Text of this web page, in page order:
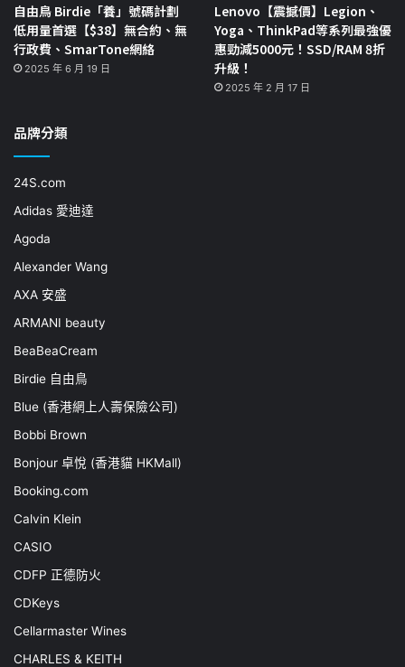
自由鳥 Birdie「養」號碼計劃
低用量首選【$38】無合約、無
行政費、SmarTone網絡
2025 年 6 月 19 日
Lenovo【震撼價】Legion、
Yoga、ThinkPad等系列最強優
惠勁減5000元！SSD/RAM 8折
升級！
2025 年 2 月 17 日
品牌分類
24S.com
Adidas 愛迪達
Agoda
Alexander Wang
AXA 安盛
ARMANI beauty
BeaBeaCream
Birdie 自由鳥
Blue (香港網上人壽保險公司)
Bobbi Brown
Bonjour 卓悅 (香港貓 HKMall)
Booking.com
Calvin Klein
CASIO
CDFP 正德防火
CDKeys
Cellarmaster Wines
CHARLES & KEITH